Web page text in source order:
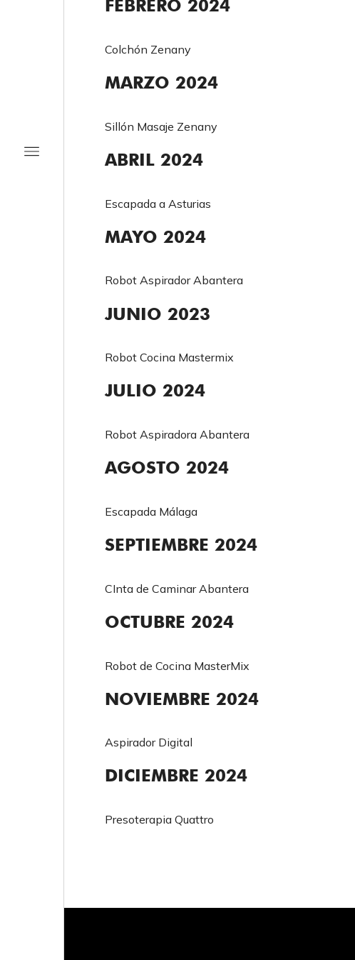
FEBRERO 2024
Colchón Zenany
MARZO 2024
Sillón Masaje Zenany
ABRIL 2024
Escapada a Asturias
MAYO 2024
Robot Aspirador Abantera
JUNIO 2023
Robot Cocina Mastermix
JULIO 2024
Robot Aspiradora Abantera
AGOSTO 2024
Escapada Málaga
SEPTIEMBRE 2024
CInta de Caminar Abantera
OCTUBRE 2024
Robot de Cocina MasterMix
NOVIEMBRE 2024
Aspirador Digital
DICIEMBRE 2024
Presoterapia Quattro